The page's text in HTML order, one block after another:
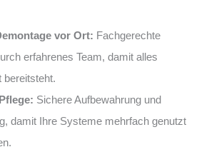
vor Ort: Fachgerechte
erfahrenes Team, damit alles
bereitsteht.
Sichere Aufbewahrung und
damit Ihre Systeme mehrfach genutzt